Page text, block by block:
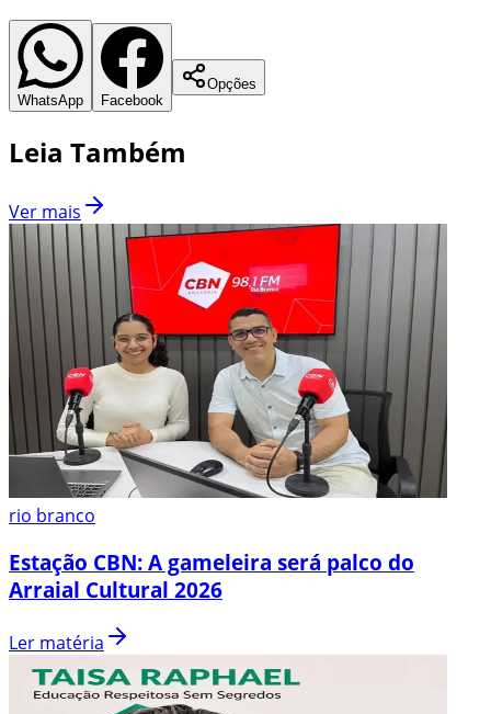
WhatsApp Facebook
Opções
Leia Também
Ver mais
rio branco
Estação CBN: A gameleira será palco do
Arraial Cultural 2026
Ler matéria